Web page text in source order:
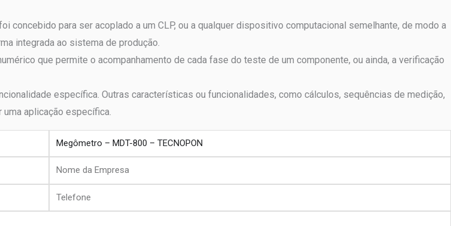
para ser acoplado a um CLP, ou a qualquer dispositivo computacional semelhante, de modo a
integrada ao sistema de produção.
que permite o acompanhamento de cada fase do teste de um componente, ou ainda, a verificação
específica. Outras características ou funcionalidades, como cálculos, sequências de medição,
aplicação específica.
produto
Nome
da
Empresa
Telefone